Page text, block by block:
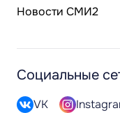
Новости СМИ2
Социальные
VK